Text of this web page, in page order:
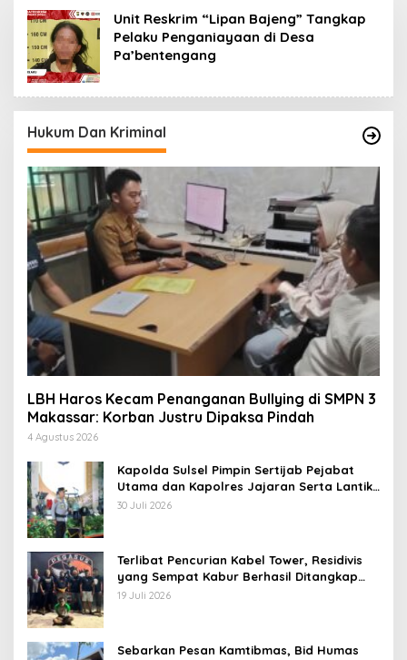
Unit Reskrim “Lipan Bajeng” Tangkap
Pelaku Penganiayaan di Desa
Pa’bentengang
Hukum Dan Kriminal
LBH Haros Kecam Penanganan Bullying di SMPN 3
Makassar: Korban Justru Dipaksa Pindah
4 Agustus 2026
Kapolda Sulsel Pimpin Sertijab Pejabat
Utama dan Kapolres Jajaran Serta Lantik
Karolog dan Kapolresta Gowa
30 Juli 2026
Terlibat Pencurian Kabel Tower, Residivis
yang Sempat Kabur Berhasil Ditangkap
Tim Gabungan di Jeneponto
19 Juli 2026
Sebarkan Pesan Kamtibmas, Bid Humas